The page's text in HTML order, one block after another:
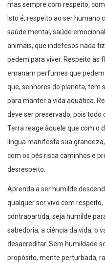
mas sempre com respeito,
Isto é, respeito ao ser humano
saúde mental, saúde
animais, que indefesos nada
pedem para viver. Respeito às
emanam perfumes que pedem
que, senhores do planeta, tem
para manter a vida aquática.
deve ser preservado, pois
Terra reage àquele que com o
língua manifesta sua
com os pés risca caminhos e
desrespeito.
Aprenda a ser humilde
qualquer ser vivo com
contrapartida, seja humilde
sabedoria, a ciência da vida, o
desacreditar. Sem humildade
propósito, mente perturbada,